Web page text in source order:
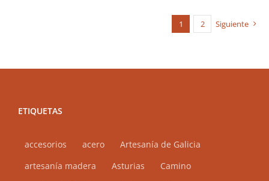
opciones
página
1 2 Siguiente
ETIQUETAS
accesorios acero
Artesanía de Galicia
artesanía madera
Asturias
Camino